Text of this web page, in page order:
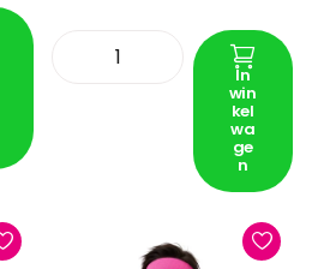
In
win
kel
wa
ge
n